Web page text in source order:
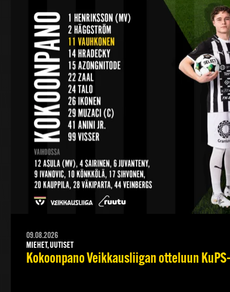
09.08.2026
MIEHET, UUTISET
Kokoonpano Veikkausliigan otteluun